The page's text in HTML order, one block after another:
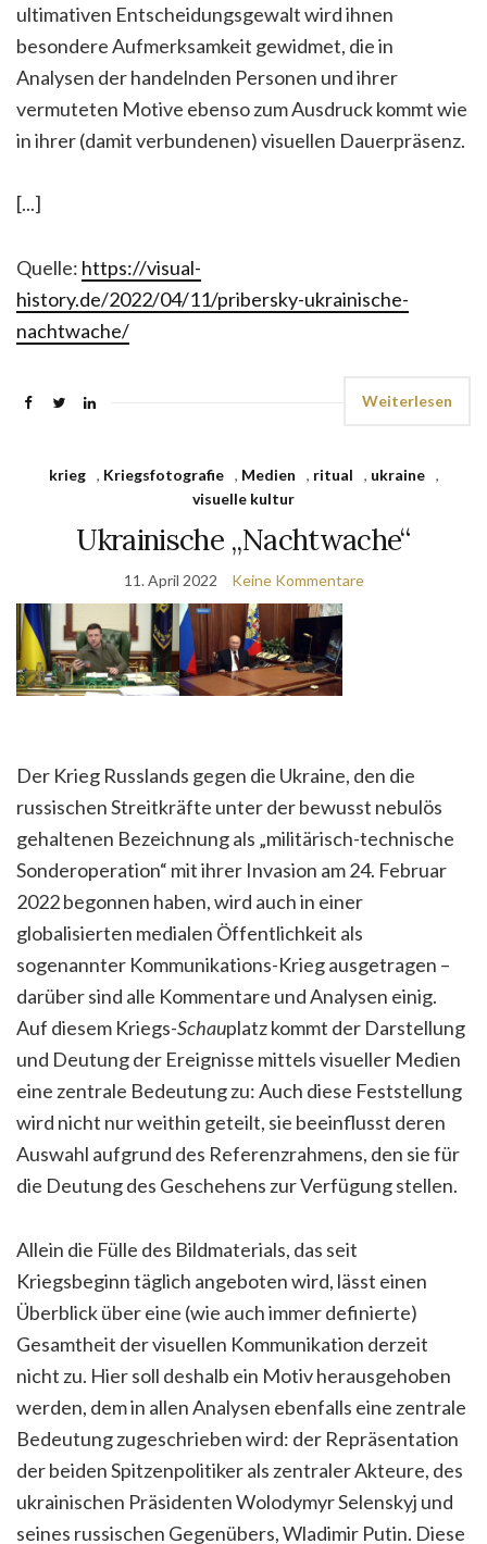
ultimativen Entscheidungsgewalt wird ihnen
besondere Aufmerksamkeit gewidmet, die in
Analysen der handelnden Personen und ihrer
vermuteten Motive ebenso zum Ausdruck kommt wie
in ihrer (damit verbundenen) visuellen Dauerpräsenz.
[...]
Quelle: https://visual-
history.de/2022/04/11/pribersky-ukrainische-
nachtwache/
Weiterlesen
krieg , Kriegsfotografie , Medien , ritual , ukraine
,
visuelle kultur
Ukrainische „Nachtwache“
11. April 2022 Keine Kommentare
Der Krieg Russlands gegen die Ukraine, den die
russischen Streitkräfte unter der bewusst nebulös
gehaltenen Bezeichnung als „militärisch-technische
Sonderoperation“ mit ihrer Invasion am 24. Februar
2022 begonnen haben, wird auch in einer
globalisierten medialen Öffentlichkeit als
sogenannter Kommunikations-Krieg ausgetragen –
darüber sind alle Kommentare und Analysen einig.
Auf diesem Kriegs-Schauplatz kommt der Darstellung
und Deutung der Ereignisse mittels visueller Medien
eine zentrale Bedeutung zu: Auch diese Feststellung
wird nicht nur weithin geteilt, sie beeinflusst deren
Auswahl aufgrund des Referenzrahmens, den sie für
die Deutung des Geschehens zur Verfügung stellen.
Allein die Fülle des Bildmaterials, das seit
Kriegsbeginn täglich angeboten wird, lässt einen
Überblick über eine (wie auch immer definierte)
Gesamtheit der visuellen Kommunikation derzeit
nicht zu. Hier soll deshalb ein Motiv herausgehoben
werden, dem in allen Analysen ebenfalls eine zentrale
Bedeutung zugeschrieben wird: der Repräsentation
der beiden Spitzenpolitiker als zentraler Akteure, des
ukrainischen Präsidenten Wolodymyr Selenskyj und
seines russischen Gegenübers, Wladimir Putin. Diese